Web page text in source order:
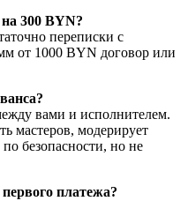
300 BYN?
переписки с
от 1000 BYN договор или
вами и исполнителем.
мастеров, модерирует
безопасности, но не
платежа?